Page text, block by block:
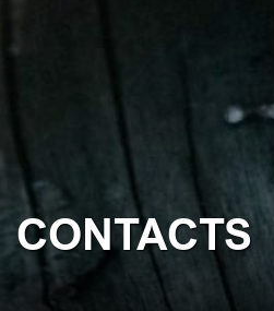
CONTACTS